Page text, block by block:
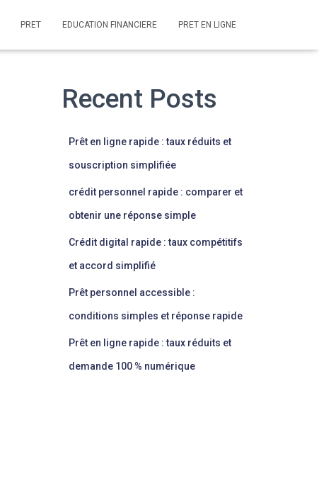
PRET EDUCATION FINANCIERE PRET EN LIGNE
Recent Posts
Prêt en ligne rapide : taux réduits et
souscription simplifiée
crédit personnel rapide : comparer et
obtenir une réponse simple
Crédit digital rapide : taux compétitifs
et accord simplifié
Prêt personnel accessible :
conditions simples et réponse rapide
Prêt en ligne rapide : taux réduits et
demande 100 % numérique